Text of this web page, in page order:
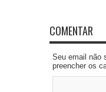
COMENTAR
Seu email não
preencher os